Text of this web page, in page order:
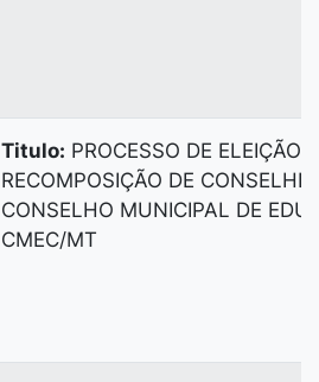
Titulo: PROCESSO DE ELEIÇÃO
RECOMPOSIÇÃO DE
CONSELHO MUNICIPAL DE
CMEC/MT